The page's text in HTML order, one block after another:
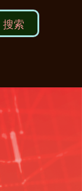
搜索